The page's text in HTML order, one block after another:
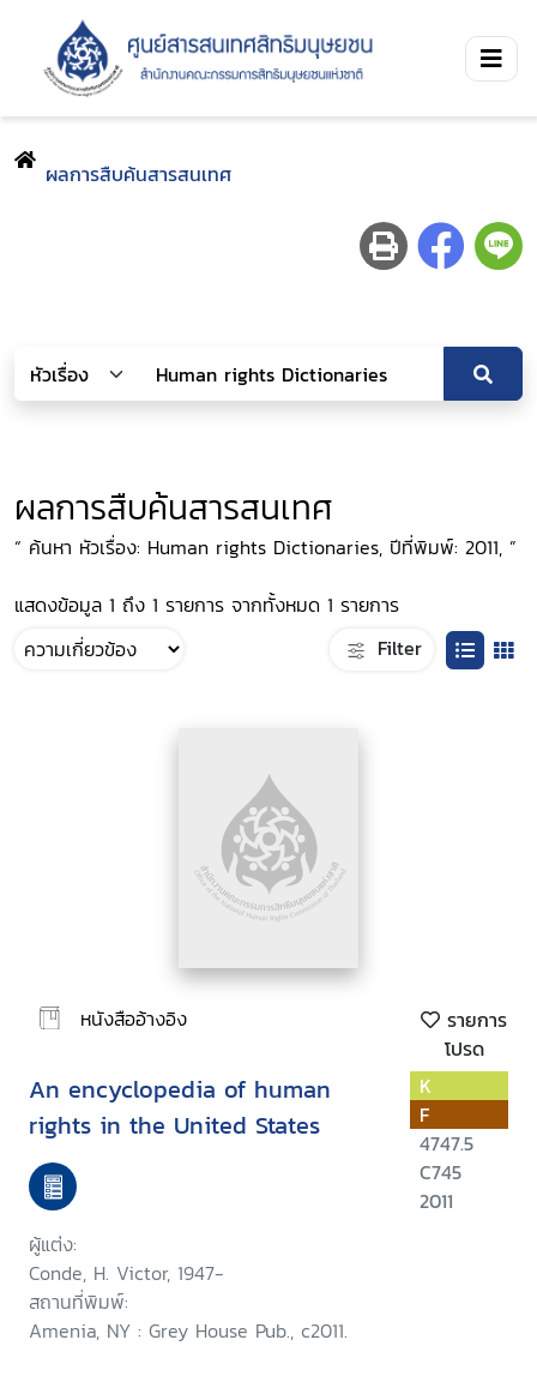
ผลการสืบค้นสารสนเทศ
ผลการสืบค้นสารสนเทศ
“ ค้นหา หัวเรื่อง: Human rights Dictionaries, ปีที่พิมพ์: 2011, ”
แสดงข้อมูล 1 ถึง 1 รายการ จากทั้งหมด 1 รายการ
Filter
หนังสืออ้างอิง
รายการ
โปรด
An encyclopedia of human
rights in the United States
ผู้แต่ง:
Conde, H. Victor, 1947-
สถานที่พิมพ์:
Amenia, NY : Grey House Pub., c2011.
K
F
4747.5
C745
2011